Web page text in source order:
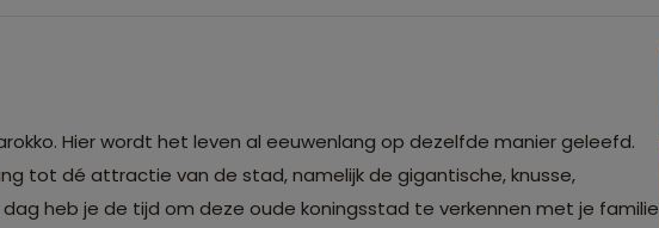
Hier wordt het leven al eeuwenlang op dezelfde manier geleefd.
tot dé attractie van de stad, namelijk de gigantische, knusse,
heb je de tijd om deze oude koningsstad te verkennen met je familie